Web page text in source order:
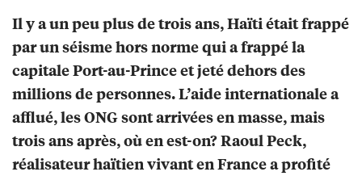
Il y a un peu plus de trois ans, Haïti était frappé
par un séisme hors norme qui a frappé la
capitale Port-au-Prince et jeté dehors des
millions de personnes. L’aide internationale a
afflué, les ONG sont arrivées en masse, mais
trois ans après, où en est-on? Raoul Peck,
réalisateur haïtien vivant en France a profité